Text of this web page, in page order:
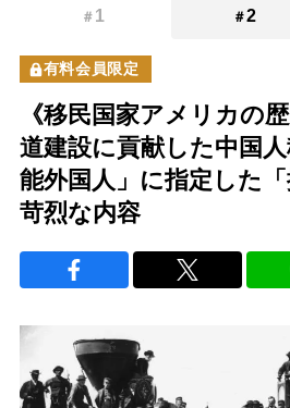
＃ 1 ＃2
有料会員限定
《移民国家アメリカの
道建設に貢献した中国
能外国人」に指定した
苛烈な内容